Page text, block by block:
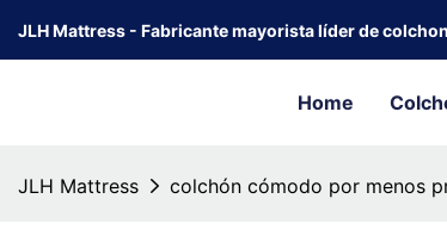
JLH Mattress - Fabricante mayorista líder de
Home
JLH Mattress colchón cómodo por menos